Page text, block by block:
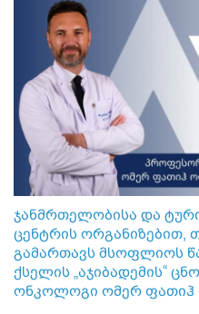
ჯანმრთელობისა და
ცენტრის ორგანიზებით,
გამართავს მსოფლიოს
ქსელის „აჯიბადემის“
ონკოლოგი ომერ ფათიჰ